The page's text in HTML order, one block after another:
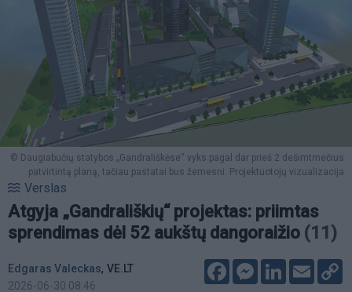
© Daugiabučių statybos „Gandrališkėse“ vyks pagal dar prieš 2 dešimtmečius
patvirtintą planą, tačiau pastatai bus žemesni. Projektuotojų vizualizacija
Verslas
Atgyja „Gandrališkių“ projektas: priimtas
sprendimas dėl 52 aukštų dangoraižio (11)
Edgaras Valeckas, VE.LT
2026-06-30 08:46
FacebookMessenger
LinkedIn
Email